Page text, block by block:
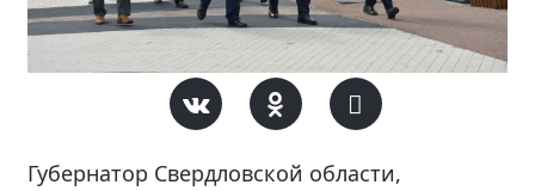
Губернатор Свердловской области,